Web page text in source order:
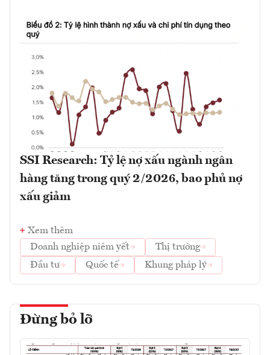
SSI Research: Tỷ lệ nợ xấu ngành ngân
hàng tăng trong quý 2/2026, bao phủ nợ
xấu giảm
Xem thêm
Doanh nghiệp niêm yết
Thị trường
Đầu tư
Quốc tế Khung pháp lý
Đừng bỏ lỡ